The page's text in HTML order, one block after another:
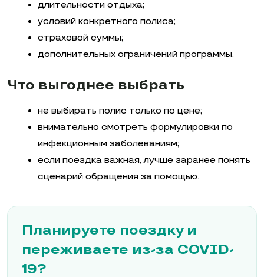
длительности отдыха;
условий конкретного полиса;
страховой суммы;
дополнительных ограничений программы.
Что выгоднее выбрать
не выбирать полис только по цене;
внимательно смотреть формулировки по
инфекционным заболеваниям;
если поездка важная, лучше заранее понять
сценарий обращения за помощью.
Планируете поездку и
переживаете из-за COVID-
19?